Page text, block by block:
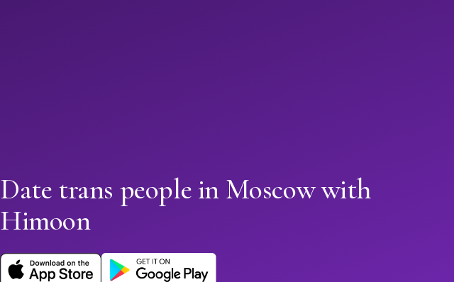
Date trans people in Moscow with
Himoon